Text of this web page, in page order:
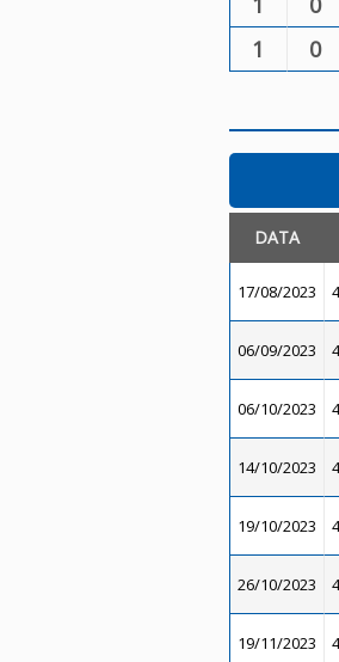
1 0
DATA
17/08/2023
06/09/2023
06/10/2023
14/10/2023
19/10/2023
26/10/2023
19/11/2023